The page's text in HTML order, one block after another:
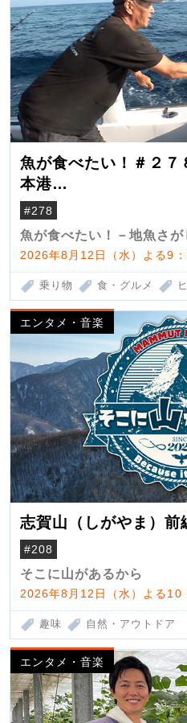
魚が食べたい！＃２
本港
（クロマグロ）
#278
魚が食べたい！－地魚さ
2026年8月12日（水）よる9
乗り物 食・グルメ
エンタメ・音楽
志賀山（しがやま）前
#208
そこに山があるから
2026年8月12日（水）よる10
趣味 自然・アウトドア
エンタメ・音楽